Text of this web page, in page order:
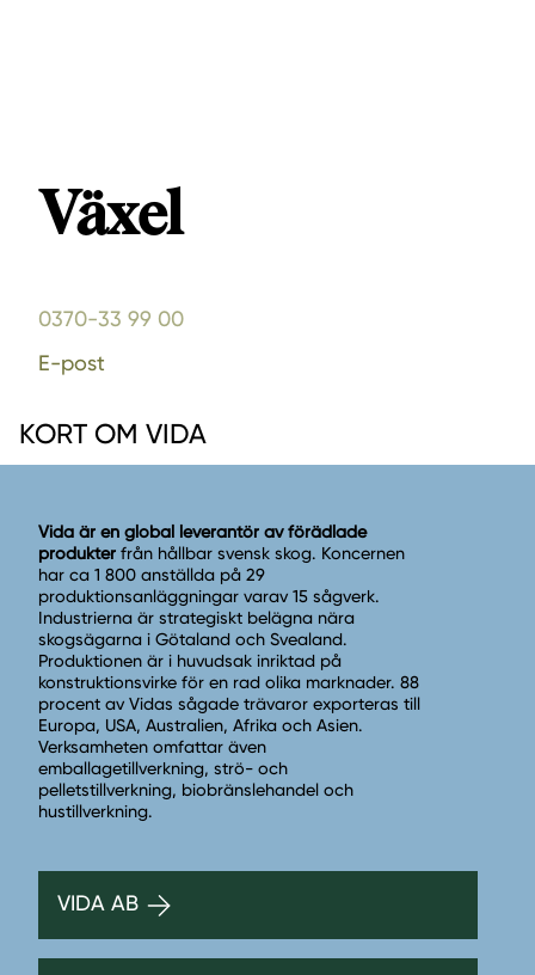
Växel
0370-33 99 00
E-post
KORT OM VIDA
Vida är en global leverantör av förädlade
produkter från hållbar svensk skog. Koncernen
har ca 1 800 anställda på 29
produktionsanläggningar varav 15 sågverk.
Industrierna är strategiskt belägna nära
skogsägarna i Götaland och Svealand.
Produktionen är i huvudsak inriktad på
konstruktionsvirke för en rad olika marknader. 88
procent av Vidas sågade trävaror exporteras till
Europa, USA, Australien, Afrika och Asien.
Verksamheten omfattar även
emballagetillverkning, strö- och
pelletstillverkning, biobränslehandel och
hustillverkning.
VIDA AB